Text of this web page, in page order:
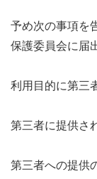
予め次の事項を
保護委員会に届
利用目的に第三
第三者に提供さ
第三者への提供